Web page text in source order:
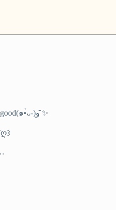
また新しい1面を知る事が出来てWas good(๑•̀ᴗ-)و ̑̑✨